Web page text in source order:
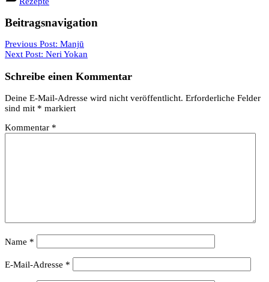
Beitragsnavigation
Previous Post: Manjū
Next Post: Neri Yokan
Schreibe einen Kommentar
Deine E-Mail-Adresse wird nicht veröffentlicht. Erforderliche Felder
sind mit * markiert
Kommentar *
Name *
E-Mail-Adresse *